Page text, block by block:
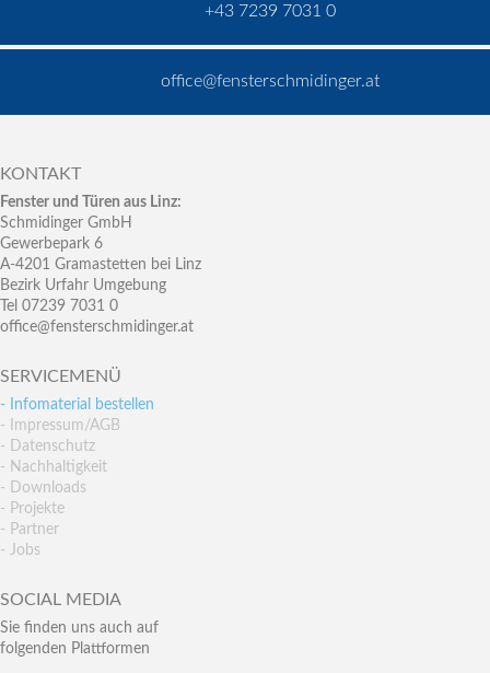
+43 7239 7031 0
office@fensterschmidinger.at
KONTAKT
Fenster und Türen aus Linz:
Schmidinger GmbH
Gewerbepark 6
A-4201 Gramastetten bei Linz
Bezirk Urfahr Umgebung
Tel 07239 7031 0
office@fensterschmidinger.at
SERVICEMENÜ
- Infomaterial bestellen
- Impressum/AGB
- Datenschutz
- Nachhaltigkeit
- Downloads
- Projekte
- Partner
- Jobs
SOCIAL MEDIA
Sie finden uns auch auf
folgenden Plattformen